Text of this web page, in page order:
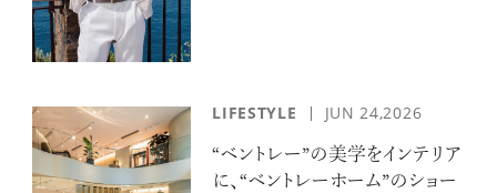
LIFESTYLE JUN 24,2026
“ベントレー”の美学をインテリア
に、“ベントレーホーム”のショー